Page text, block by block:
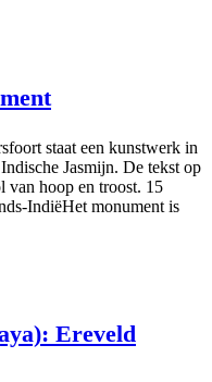
staat een kunstwerk in
Jasmijn. De tekst op
hoop en troost. 15
IndiëHet monument is
Ereveld